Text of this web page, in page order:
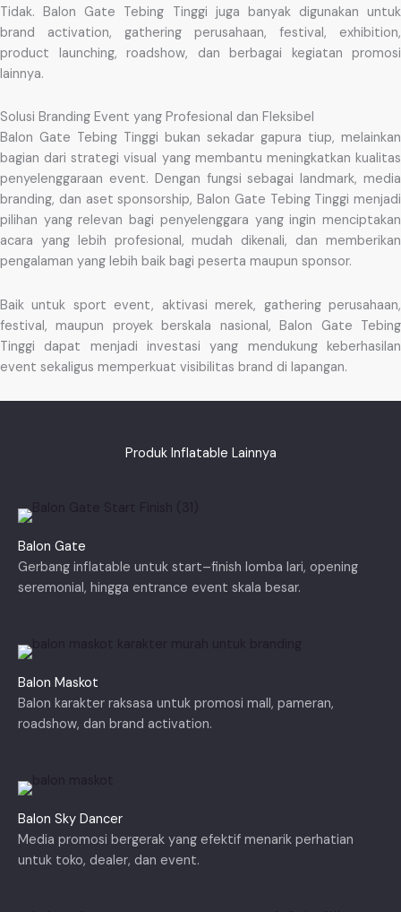
Tidak. Balon Gate Tebing Tinggi juga banyak digunakan untuk
brand activation, gathering perusahaan, festival, exhibition,
product launching, roadshow, dan berbagai kegiatan promosi
lainnya.
Solusi Branding Event yang Profesional dan Fleksibel
Balon Gate Tebing Tinggi bukan sekadar gapura tiup, melainkan
bagian dari strategi visual yang membantu meningkatkan kualitas
penyelenggaraan event. Dengan fungsi sebagai landmark, media
branding, dan aset sponsorship, Balon Gate Tebing Tinggi menjadi
pilihan yang relevan bagi penyelenggara yang ingin menciptakan
acara yang lebih profesional, mudah dikenali, dan memberikan
pengalaman yang lebih baik bagi peserta maupun sponsor.
Baik untuk sport event, aktivasi merek, gathering perusahaan,
festival, maupun proyek berskala nasional, Balon Gate Tebing
Tinggi dapat menjadi investasi yang mendukung keberhasilan
event sekaligus memperkuat visibilitas brand di lapangan.
Produk Inflatable Lainnya
Balon Gate
Gerbang inflatable untuk start–finish lomba lari, opening
seremonial, hingga entrance event skala besar.
Balon Maskot
Balon karakter raksasa untuk promosi mall, pameran,
roadshow, dan brand activation.
Balon Sky Dancer
Media promosi bergerak yang efektif menarik perhatian
untuk toko, dealer, dan event.